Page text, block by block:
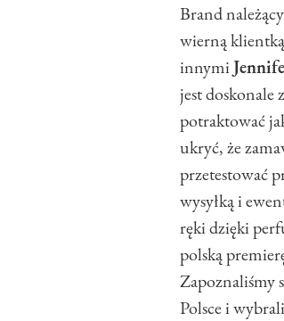
Brand
wierną
innymi
jest doskonale
potraktować
ukryć, że
przetestować
wysyłką i
ręki dzięki
polską
Zapoznaliśmy
Polsce i